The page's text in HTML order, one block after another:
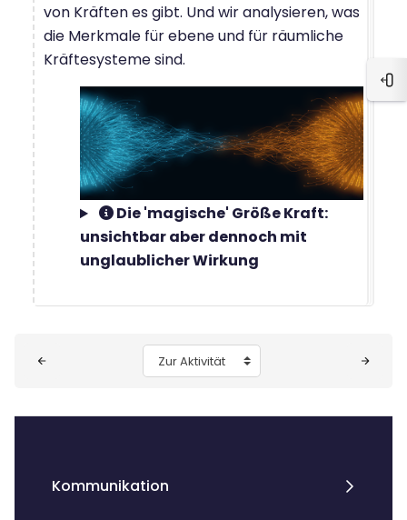
von Kräften es gibt. Und wir analysieren, was
die Merkmale für ebene und für räumliche
Kräftesysteme sind.
Die 'magische' Größe Kraft:
unsichtbar aber dennoch mit
unglaublicher Wirkung
Zur Aktivität
Kommunikation